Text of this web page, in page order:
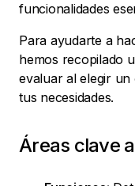
funcionalidades
Para ayudarte a
hemos recopilado
evaluar al elegir un
tus necesidades.
Áreas clave